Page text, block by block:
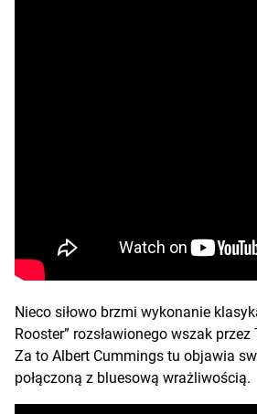
Nieco siłowo brzmi wykonanie
Rooster” rozsławionego wszak
Za to Albert Cummings tu objawia
połączoną z bluesową wrażliwością.